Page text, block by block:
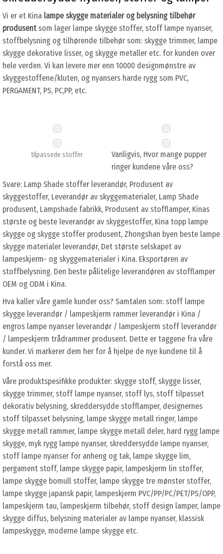
Vi er et Kina lampe skygge materialer og belysning tilbehør
produsentsom lager lampe skygge stoffer, stoff lampe nyanser,
stoffbelysning og tilhørende tilbehør som: skygge trimmer, lampe
skygge dekorative lisser, og skygge metaller etc. for kunden over
hele verden. Vi kan levere mer enn 10000 designmønstre av
skyggestoffene/kluten, og nyansers harde rygg som PVC,
PERGAMENT, PS, PC,PP, etc.
tilpassede stoffer
Vanligvis, Hvor mange pupper
ringer kundene våre oss?
Svare: Lamp Shade stoffer leverandør, Produsent av
skyggestoffer, Leverandør av skyggematerialer, Lamp Shade
produsent, Lampshade fabrikk, Produsent av stofflamper, Kinas
største og beste leverandør av skyggestoffer, Kina topp lampe
skygge og skygge stoffer produsent, Zhongshan byen beste lampe
skygge materialer leverandør, Det største selskapet av
lampeskjerm- og skyggematerialer i Kina. Eksportøren av
stoffbelysning. Den beste pålitelige leverandøren av stofflamper
OEM og ODM i Kina.
Hva kaller våre gamle kunder oss? Samtalen som: stoff lampe
skygge leverandør / lampeskjerm rammer leverandør i Kina /
engros lampe nyanser leverandør / lampeskjerm stoff leverandør
/ lampeskjerm trådrammer produsent. Dette er taggene fra våre
kunder. Vi markerer dem her for å hjelpe de nye kundene til å
forstå oss mer.
Våre produktspesifikke produkter: skygge stoff, skygge lisser,
skygge trimmer, stoff lampe nyanser, stoff lys, stoff tilpasset
dekorativ belysning, skreddersydde stofflamper, designernes
stoff tilpasset belysning, lampe skygge metall ringer, lampe
skygge metall rammer, lampe skygge metall deler, hard rygg lampe
skygge, myk rygg lampe nyanser, skreddersydde lampe nyanser,
stoff lampe nyanser for anheng og tak, lampe skygge lim,
pergament stoff, lampe skygge papir, lampeskjerm lin stoffer,
lampe skygge bomull stoffer, lampe skygge tre mønster stoffer,
lampe skygge japansk papir, lampeskjerm PVC/PP/PC/PET/PS/OPP,
lampeskjerm tau, lampeskjerm tilbehør, stoff design lamper, lampe
skygge diffus, belysning materialer av lampe nyanser, klassisk
lampeskygge, moderne lampe skygge etc.